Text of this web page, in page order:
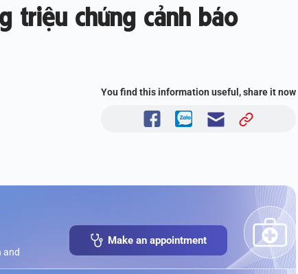
triệu chứng cảnh báo
You find this information useful, share it now
and
Make an appointment